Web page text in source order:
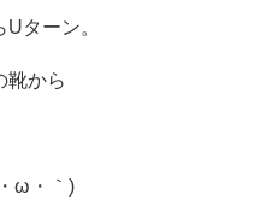
ターン。
靴から
ω・｀)